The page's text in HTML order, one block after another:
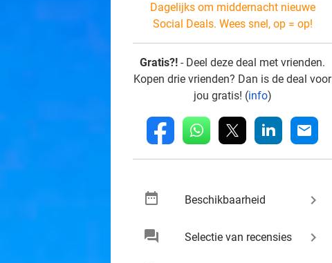
Dagelijks om middernacht nieuwe
Social Deals. Wees snel, op = op!
Gratis?! - Deel deze deal met vrienden.
Kopen drie vrienden? Dan is de deal voor
jou gratis! (info)
fb whatsapp linkedin mail
date_range Beschikbaarheid keyboard_arrow_right
chat Selectie van recensies keyboard_arrow_right